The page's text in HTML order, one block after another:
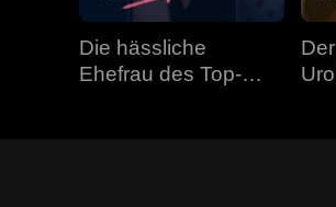
Die hässliche
Ehefrau des Top-